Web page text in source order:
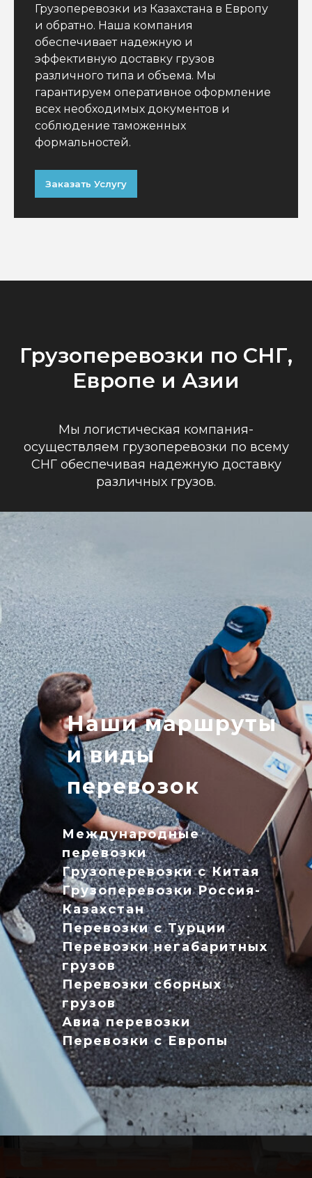
Грузоперевозки из Казахстана в Европу
и обратно. Наша компания
обеспечивает надежную и
эффективную доставку грузов
различного типа и объема. Мы
гарантируем оперативное оформление
всех необходимых документов и
соблюдение таможенных
формальностей.
Заказать Услугу
Грузоперевозки по СНГ,
Европе и Азии
Мы логистическая компания-
осуществляем грузоперевозки по всему
СНГ обеспечивая надежную доставку
различных грузов.
Наши маршруты
и виды
перевозок
Международные
перевозки
Грузоперевозки с Китая
Грузоперевозки Россия-
Казахстан
Перевозки с Турции
Перевозки негабаритных
грузов
Перевозки сборных
грузов
Авиа перевозки
Перевозки с Европы